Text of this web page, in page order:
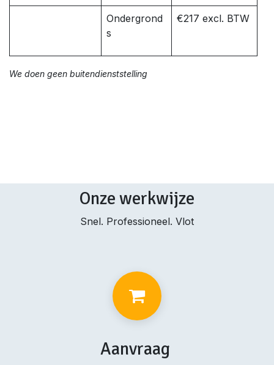
Ondergrond
s
€217 excl. BTW
We doen geen buitendienststelling
Onze werkwijze
Snel. Professioneel. Vlot
Aanvraag